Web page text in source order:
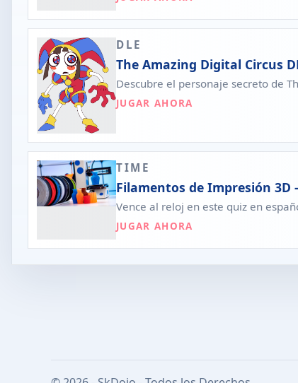
DLE
The Amazing Digital Circus
Descubre el personaje secreto de
JUGAR AHORA
TIME
Filamentos de Impresión
Vence al reloj en este quiz en
JUGAR AHORA